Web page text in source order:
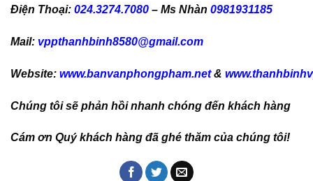
Điện Thoại: 024.3274.7080 – Ms Nhàn 0981931185
Mail: vppthanhbinh8580@gmail.com
Website: www.banvanphongpham.net&
Chúng tôi sẽ phản hồi nhanh chóng đến khách hàng
Cám ơn Quý khách hàng đã ghé thăm của chúng tôi!